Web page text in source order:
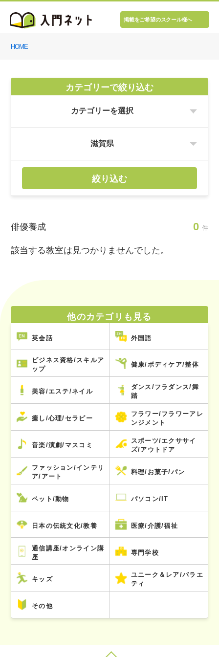
掲載をご希望のスクール様へ
HOME
カテゴリーで絞り込む
絞り込む
俳優養成 0 件
該当する教室は見つかりませんでした。
他のカテゴリも見る
英会話 外国語
ビジネス資格/スキルア
ップ
健康/ボディケア/整体
美容/エステ/ネイル
ダンス/フラダンス/舞
踏
癒し/心理/セラピー
フラワー/フラワーアレ
ンジメント
音楽/演劇/マスコミ
スポーツ/エクササイ
ズ/アウトドア
ファッション/インテリ
ア/アート
料理/お菓子/パン
ペット/動物 パソコン/IT
日本の伝統文化/教養 医療/介護/福祉
通信講座/オンライン講
座
専門学校
キッズ
ユニーク＆レア/バラエ
ティ
その他